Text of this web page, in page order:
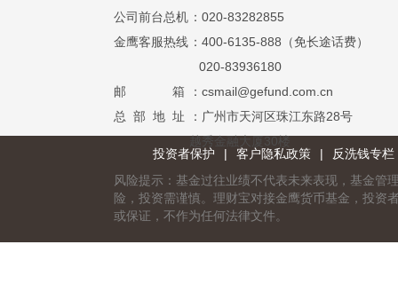
公司前台总机 ：020-83282855
金鹰客服热线 ：400-6135-888（免长途话费）
020-83936180
邮 箱
：csmail@gefund.com.cn
总 部 地 址
：广州市天河区珠江东路28号
越秀金融大厦30楼
投资者保护
| 客户隐私政策 |
反洗钱专栏
风险提示：基金过往业绩不代表未来表现，基金管
险，投资需谨慎。理财宝对接金鹰货币基金，投资
或保证，不作为任何法律文件。